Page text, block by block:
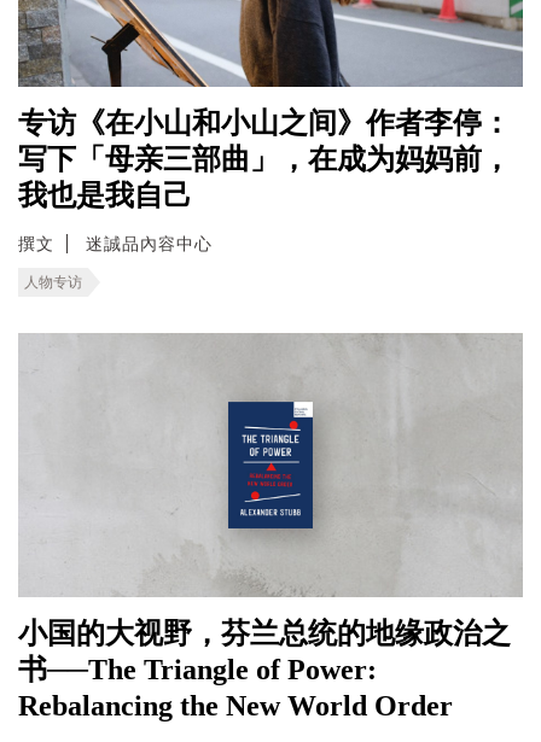
专访《在小山和小山之间》作者李停：
写下「母亲三部曲」，在成为妈妈前，
我也是我自己
撰文 迷誠品內容中心
人物专访
小国的大视野，芬兰总统的地缘政治之
书──The Triangle of Power:
Rebalancing the New World Order